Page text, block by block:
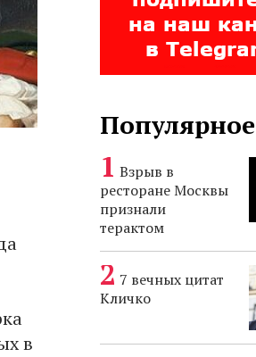
в
Популярное
Взрыв в
ресторане Москвы
признали
терактом
7 вечных цитат
Кличко